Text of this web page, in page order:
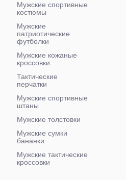
Мужские спортивные
костюмы
Мужские
патриотические
футболки
Мужские кожаные
кроссовки
Тактические
перчатки
Мужские спортивные
штаны
Мужские толстовки
Мужские сумки
бананки
Мужские тактические
кроссовки